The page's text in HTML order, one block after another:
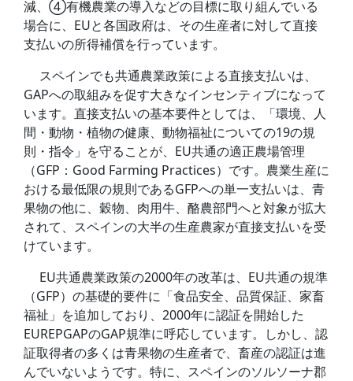
減、④有機農業の導入などの目標に取り組んでいる
場合に、EUと各国政府は、その生産者に対して直接
支払いの所得補償を行っています。
スペインでも共通農業政策による直接支払いは、
GAPへの取組みを促す大きなインセンティブになって
います。直接支払いの基本要件としては、「環境、人
間・動物・植物の健康、動物福祉についての19の規
則・指令」を守ることが、EU共通の適正農場管理
（GFP：Good Farming Practices）です。農業生産に
おける最低限の規則であるGFPへの単一支払いは、青
果物の他に、穀物、肉用牛、酪農部門へと対象が拡大
されて、スペインの大半の生産農家が直接支払いを受
けています。
EU共通農業政策の2000年の改革は、EU共通の規準
（GFP）の基礎的要件に「食品安全、品質保証、家畜
福祉」を追加しており、2000年に認証を開始した
EUREPGAPのGAP規準に呼応しています。しかし、認
証取得者の多くは青果物の生産者で、畜産の認証は進
んでいないようです。特に、スペインのソルソーナ郡